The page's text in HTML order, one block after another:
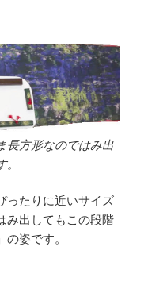
長方形なのではみ出
ったりに近いサイズ
み出してもこの段階
姿です。